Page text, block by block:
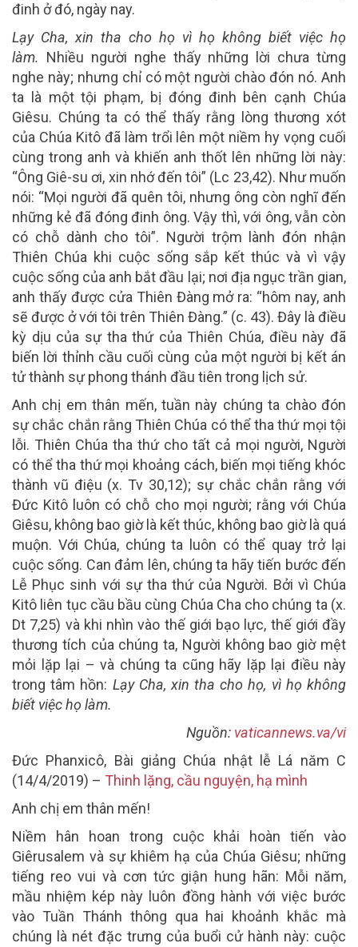
đinh ở đó, ngày nay.
Lạy Cha, xin tha cho họ vì họ không biết việc họ
làm. Nhiều người nghe thấy những lời chưa từng
nghe này; nhưng chỉ có một người chào đón nó. Anh
ta là một tội phạm, bị đóng đinh bên cạnh Chúa
Giêsu. Chúng ta có thể thấy rằng lòng thương xót
của Chúa Kitô đã làm trổi lên một niềm hy vọng cuối
cùng trong anh và khiến anh thốt lên những lời này:
“Ông Giê-su ơi, xin nhớ đến tôi” (Lc 23,42). Như muốn
nói: “Mọi người đã quên tôi, nhưng ông còn nghĩ đến
những kẻ đã đóng đinh ông. Vậy thì, với ông, vẫn còn
có chỗ dành cho tôi”. Người trộm lành đón nhận
Thiên Chúa khi cuộc sống sắp kết thúc và vì vậy
cuộc sống của anh bắt đầu lại; nơi địa ngục trần gian,
anh thấy được cửa Thiên Đàng mở ra: “hôm nay, anh
sẽ được ở với tôi trên Thiên Đàng.” (c. 43). Đây là điều
kỳ dịu của sự tha thứ của Thiên Chúa, điều này đã
biến lời thỉnh cầu cuối cùng của một người bị kết án
tử thành sự phong thánh đầu tiên trong lịch sử.
Anh chị em thân mến, tuần này chúng ta chào đón
sự chắc chắn rằng Thiên Chúa có thể tha thứ mọi tội
lỗi. Thiên Chúa tha thứ cho tất cả mọi người, Người
có thể tha thứ mọi khoảng cách, biến mọi tiếng khóc
thành vũ điệu (x. Tv 30,12); sự chắc chắn rằng với
Đức Kitô luôn có chỗ cho mọi người; rằng với Chúa
Giêsu, không bao giờ là kết thúc, không bao giờ là quá
muộn. Với Chúa, chúng ta luôn có thể quay trở lại
cuộc sống. Can đảm lên, chúng ta hãy tiến bước đến
Lễ Phục sinh với sự tha thứ của Người. Bởi vì Chúa
Kitô liên tục cầu bầu cùng Chúa Cha cho chúng ta (x.
Dt 7,25) và khi nhìn vào thế giới bạo lực, thế giới đầy
thương tích của chúng ta, Người không bao giờ mệt
mỏi lặp lại – và chúng ta cũng hãy lặp lại điều này
trong tâm hồn: Lạy Cha, xin tha cho họ, vì họ không
biết việc họ làm.
Nguồn: vaticannews.va/vi
Đức Phanxicô, Bài giảng Chúa nhật lễ Lá năm C
(14/4/2019) – Thinh lặng, cầu nguyện, hạ mình
Anh chị em thân mến!
Niềm hân hoan trong cuộc khải hoàn tiến vào
Giêrusalem và sự khiêm hạ của Chúa Giêsu; những
tiếng reo vui và cơn tức giận hung hãn: Mỗi năm,
mầu nhiệm kép này luôn đồng hành với việc bước
vào Tuần Thánh thông qua hai khoảnh khắc mà
chúng là nét đặc trưng của buổi cử hành này: cuộc